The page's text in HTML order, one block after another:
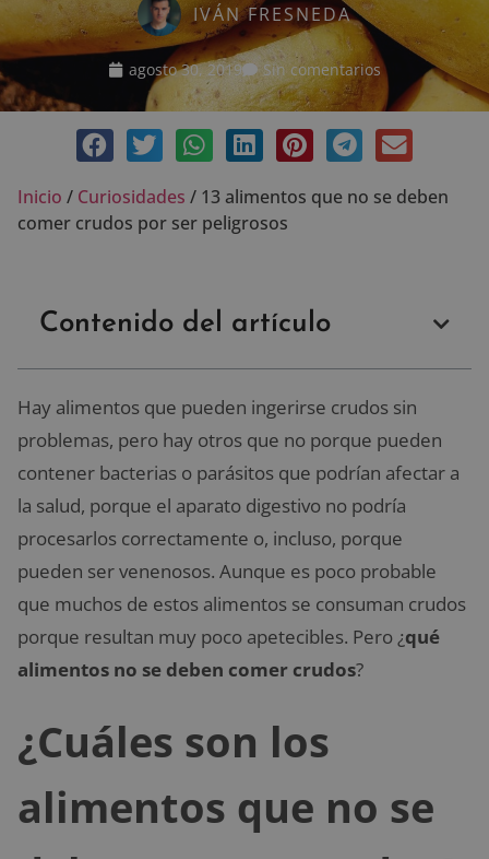
IVÁN FRESNEDA
agosto 30, 2019 Sin comentarios
Inicio / Curiosidades / 13 alimentos que no se deben
comer crudos por ser peligrosos
Contenido del artículo
Hay alimentos que pueden ingerirse crudos sin
problemas, pero hay otros que no porque pueden
contener bacterias o parásitos que podrían afectar a
la salud, porque el aparato digestivo no podría
procesarlos correctamente o, incluso, porque
pueden ser venenosos. Aunque es poco probable
que muchos de estos alimentos se consuman crudos
porque resultan muy poco apetecibles. Pero ¿qué
alimentos no se deben comer crudos?
¿Cuáles son los
alimentos que no se